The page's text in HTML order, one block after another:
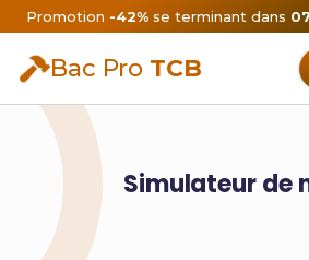
Promotion -42% se terminant dans
Bac Pro TCB
Simulateur de